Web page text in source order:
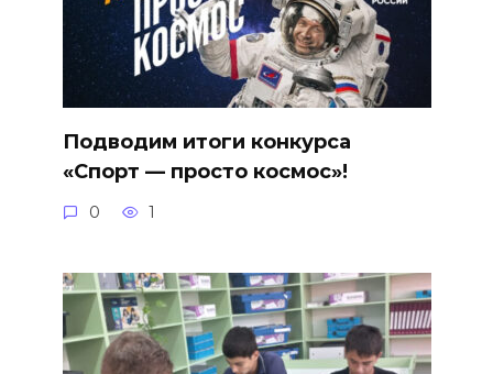
Подводим итоги конкурса
«Спорт — просто космос»!
0 1